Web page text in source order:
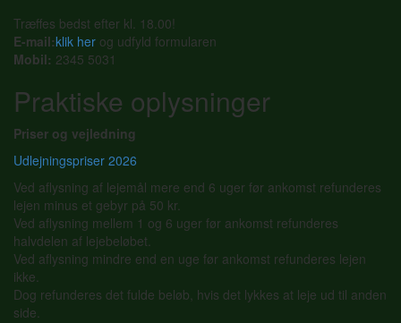
Træffes bedst efter kl. 18.00!
E-mail:klik her og udfyld formularen
Mobil: 2345 5031
Praktiske oplysninger
Priser og vejledning
Udlejningspriser 2026
Ved aflysning af lejemål mere end 6 uger før ankomst refunderes
lejen minus et gebyr på 50 kr.
Ved aflysning mellem 1 og 6 uger før ankomst refunderes
halvdelen af lejebeløbet.
Ved aflysning mindre end en uge før ankomst refunderes lejen
ikke.
Dog refunderes det fulde beløb, hvis det lykkes at leje ud til anden
side.